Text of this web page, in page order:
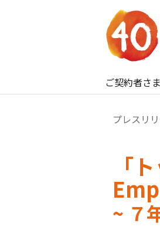
ご契約者さま
プレスリ
「
~ ７